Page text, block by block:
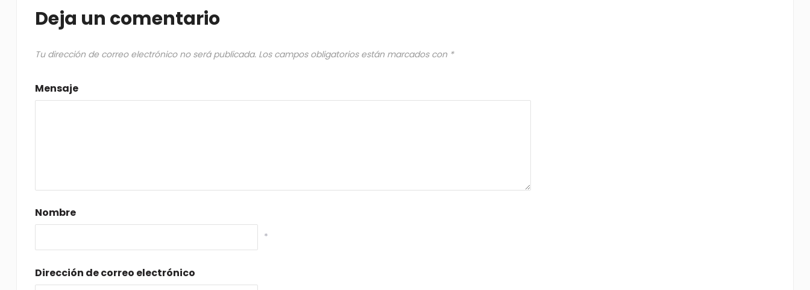
Deja un comentario
Tu dirección de correo electrónico no será publicada. Los campos obligatorios están marcados con *
Mensaje
Nombre
*
Dirección de correo electrónico